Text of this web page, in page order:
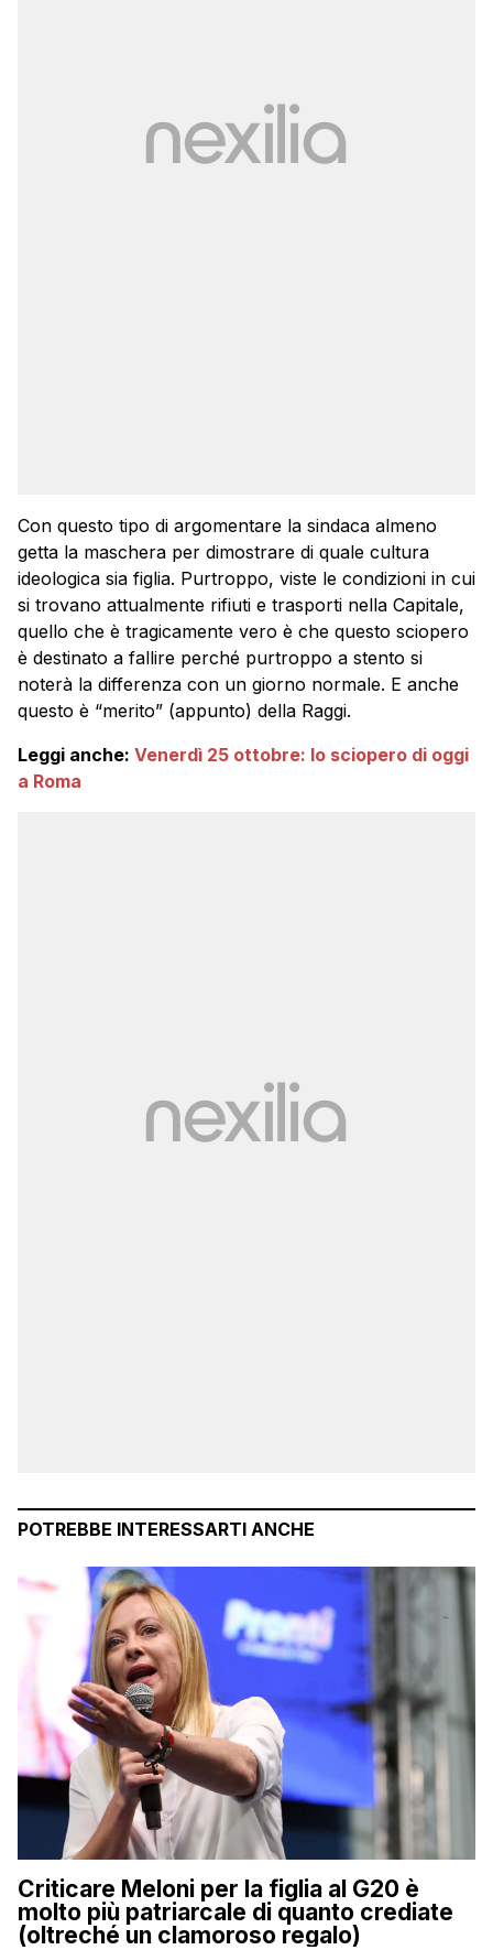
Con questo tipo di argomentare la sindaca almeno
getta la maschera per dimostrare di quale cultura
ideologica sia figlia. Purtroppo, viste le condizioni in cui
si trovano attualmente rifiuti e trasporti nella Capitale,
quello che è tragicamente vero è che questo sciopero
è destinato a fallire perché purtroppo a stento si
noterà la differenza con un giorno normale. E anche
questo è “merito” (appunto) della Raggi.
Leggi anche: Venerdì 25 ottobre: lo sciopero di oggi
a Roma
POTREBBE INTERESSARTI ANCHE
Criticare Meloni per la figlia al G20 è
molto più patriarcale di quanto crediate
(oltreché un clamoroso regalo)